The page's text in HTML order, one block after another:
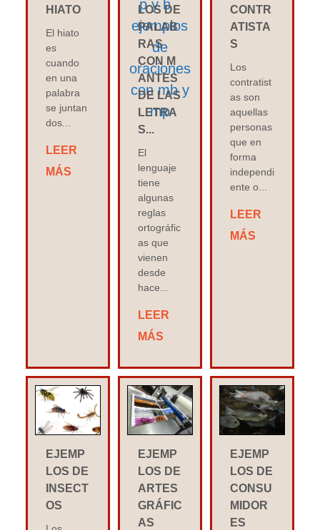
HIATO
El hiato
es
cuando
en una
palabra
se juntan
dos...
LEER
MÁS
LOS DE
PALAB
RAS
CON M
ANTES
DE LAS
LETRA
S...
El
lenguaje
tiene
algunas
reglas
ortográfic
as que
vienen
desde
hace...
LEER
MÁS
CONTR
ATISTA
S
Los
contratist
as son
aquellas
personas
que en
forma
independi
ente o...
LEER
MÁS
EJEMP
LOS DE
INSECT
OS
EJEMP
LOS DE
ARTES
GRÁFIC
AS
EJEMP
LOS DE
CONSU
MIDOR
ES